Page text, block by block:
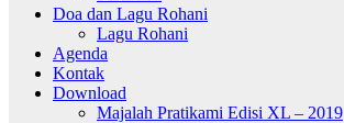
Doa dan Lagu Rohani
Lagu Rohani
Agenda
Kontak
Download
Majalah Pratikami Edisi XL – 2019